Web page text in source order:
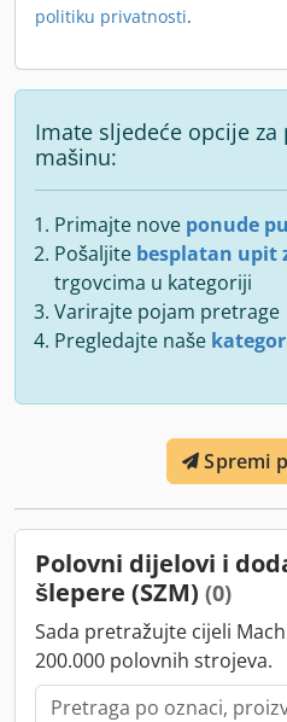
politiku privatnosti.
Imate sljedeće opcije
mašinu:
Primajte nove ponude
Pošaljite besplatan upit
trgovcima u kategoriji
Varirajte pojam pretrage
Pregledajte naše
Spremi
Polovni dijelovi i
šlepere (SZM) (0)
Sada pretražujte cijeli
200.000 polovnih strojeva.